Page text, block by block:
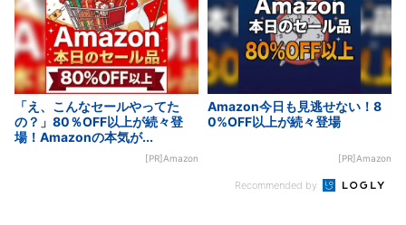
「え、こんなセールやってた
の？」80％OFF以上が続々登
場！Amazonの本気が...
[PR]Amazon
Amazon今日も見逃せない！8
0%OFF以上が続々登場
[PR]Amazon
Recommended by